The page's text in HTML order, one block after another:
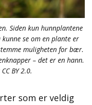
Siden kun hunnplantene
se om en plante er
muligheten for bær.
– det er en hann.
BY 2.0.
som er veldig